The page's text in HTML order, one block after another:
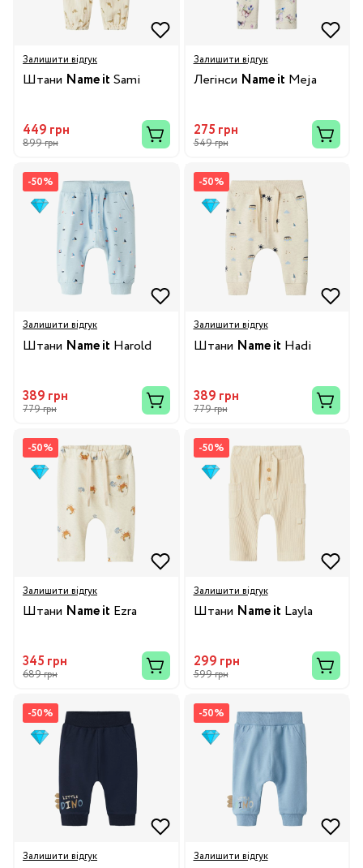
Залишити відгук
Штани Name it Sami
449 грн
899 грн
Залишити відгук
Легінси Name it Meja
275 грн
549 грн
-50%
Залишити відгук
Штани Name it Harold
389 грн
779 грн
-50%
Залишити відгук
Штани Name it Hadi
389 грн
779 грн
-50%
Залишити відгук
Штани Name it Ezra
345 грн
689 грн
-50%
Залишити відгук
Штани Name it Layla
299 грн
599 грн
-50%
Залишити відгук
-50%
Залишити відгук